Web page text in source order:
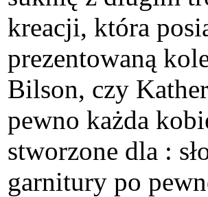
kreacji, która
prezentowaną
Bilson, czy
pewno każda
stworzone dla :
garnitury po